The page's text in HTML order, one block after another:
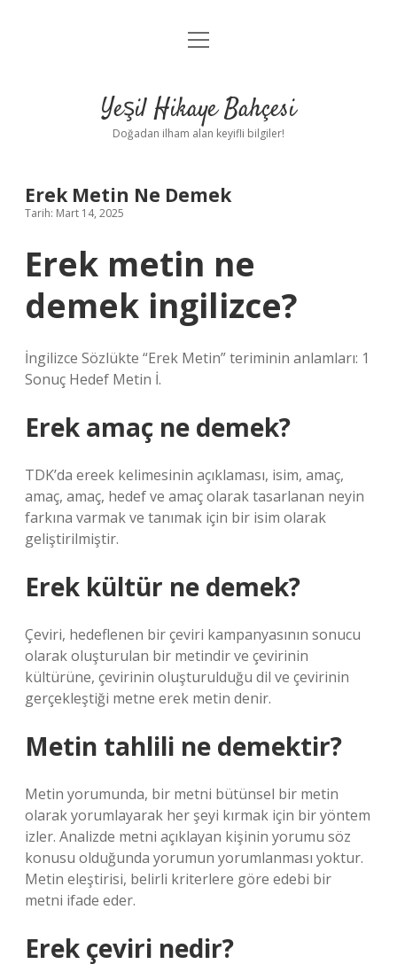
Anasayfa
Yasal Uyarı
menüyü
Yeşil Hikaye Bahçesi
Doğadan ilham alan keyifli bilgiler!
Erek Metin Ne Demek
Tarih: Mart 14, 2025
Erek metin ne
demek ingilizce?
İngilizce Sözlükte “Erek Metin” teriminin anlamları: 1
Sonuç Hedef Metin İ.
Erek amaç ne demek?
TDK’da ereek kelimesinin açıklaması, isim, amaç,
amaç, amaç, hedef ve amaç olarak tasarlanan neyin
farkına varmak ve tanımak için bir isim olarak
geliştirilmiştir.
Erek kültür ne demek?
Çeviri, hedeflenen bir çeviri kampanyasının sonucu
olarak oluşturulan bir metindir ve çevirinin
kültürüne, çevirinin oluşturulduğu dil ve çevirinin
gerçekleştiği metne erek metin denir.
Metin tahlili ne demektir?
Metin yorumunda, bir metni bütünsel bir metin
olarak yorumlayarak her şeyi kırmak için bir yöntem
izler. Analizde metni açıklayan kişinin yorumu söz
konusu olduğunda yorumun yorumlanması yoktur.
Metin eleştirisi, belirli kriterlere göre edebi bir
metni ifade eder.
Erek çeviri nedir?